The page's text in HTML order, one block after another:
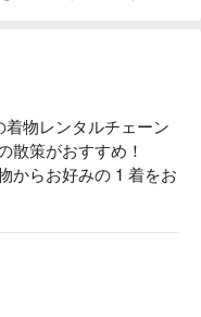
物レンタルチェーン
散策がおすすめ！
からお好みの 1 着をお